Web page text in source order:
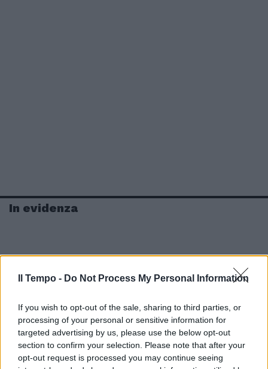
Il Tempo - Do Not Process My Personal Information
If you wish to opt-out of the sale, sharing to third parties, or
processing of your personal or sensitive information for
targeted advertising by us, please use the below opt-out
section to confirm your selection. Please note that after your
opt-out request is processed you may continue seeing
In evidenza